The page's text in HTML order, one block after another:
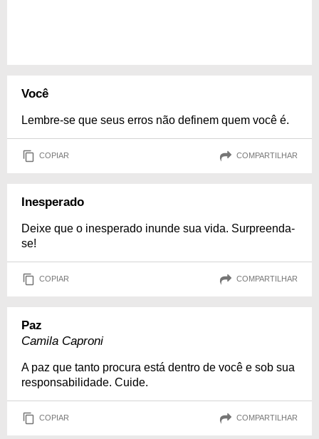
Você
Lembre-se que seus erros não definem quem você é.
COPIAR COMPARTILHAR
Inesperado
Deixe que o inesperado inunde sua vida. Surpreenda-
se!
COPIAR COMPARTILHAR
Paz
Camila Caproni
A paz que tanto procura está dentro de você e sob sua
responsabilidade. Cuide.
COPIAR COMPARTILHAR